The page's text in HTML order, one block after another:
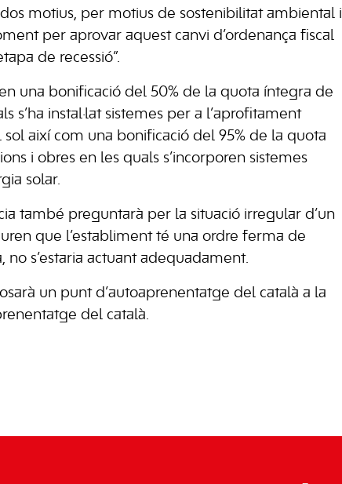
motius, per motius de sostenibilitat ambiental i
per aprovar aquest canvi d’ordenança fiscal
de recessió”.
una bonificació del 50% de la quota íntegra de
s’ha instal·lat sistemes per a l’aprofitament
així com una bonificació del 95% de la quota
i obres en les quals s’incorporen sistemes
solar.
també preguntarà per la situació irregular d’un
que l’establiment té una ordre ferma de
s’estaria actuant adequadament.
un punt d’autoaprenentatge del català a la
del català.